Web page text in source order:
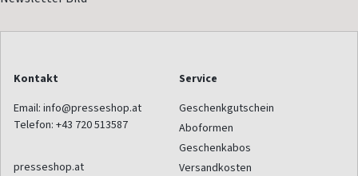
Kontakt
Email: info@presseshop.at
Telefon: +43 720 513587
presseshop.at
Service
Geschenkgutschein
Aboformen
Geschenkabos
Versandkosten